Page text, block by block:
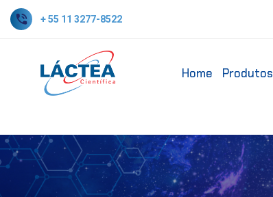
+ 55 11 3277-8522
Home Produtos